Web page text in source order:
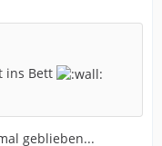
ins Bett
geblieben...